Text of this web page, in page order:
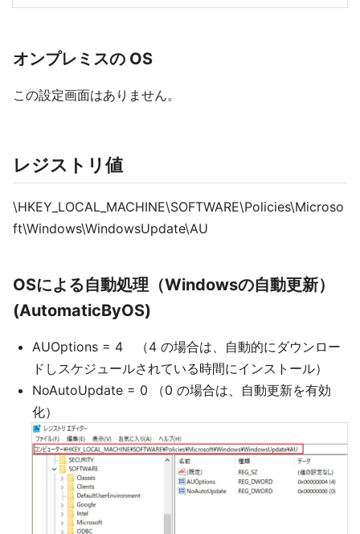
オンプレミスの OS
この設定画面はありません。
レジストリ値
\HKEY_LOCAL_MACHINE\SOFTWARE\Policies\Microso
ft\Windows\WindowsUpdate\AU
OSによる自動処理（Windowsの自動更新）
(AutomaticByOS)
AUOptions = 4 （4 の場合は、自動的にダウンロー
ドしスケジュールされている時間にインストール）
NoAutoUpdate = 0 （0 の場合は、自動更新を有効
化）